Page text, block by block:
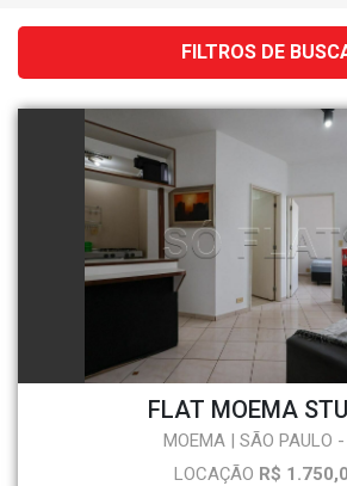
FLAT MOEMA
MOEMA | SÃO PAULO
LOCAÇÃO R$
FILTROS DE